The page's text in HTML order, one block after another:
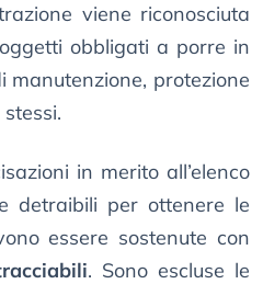
viene riconosciuta
obbligati a porre in
manutenzione, protezione
in merito all’elenco
detraibili per ottenere le
essere sostenute con
. Sono escluse le